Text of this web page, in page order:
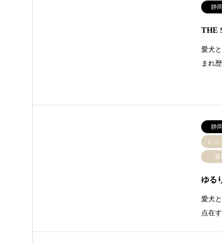
静
THE
愛犬
まれ
静
レジ
温
ゆる
愛犬
点在